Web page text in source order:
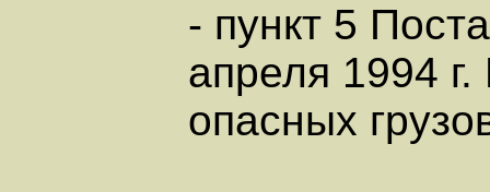
- пункт 5
апреля 1994
опасных